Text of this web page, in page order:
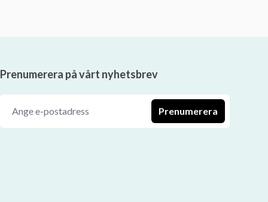
Prenumerera på vårt nyhetsbrev
Prenumerera